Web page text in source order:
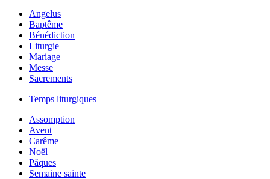
Angelus
Baptême
Bénédiction
Liturgie
Mariage
Messe
Sacrements
Temps liturgiques
Assomption
Avent
Carême
Noël
Pâques
Semaine sainte